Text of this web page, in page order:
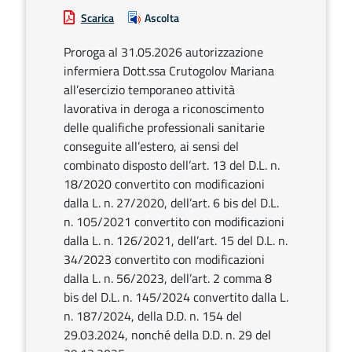
Scarica Ascolta
Proroga al 31.05.2026 autorizzazione
infermiera Dott.ssa Crutogolov Mariana
all’esercizio temporaneo attività
lavorativa in deroga a riconoscimento
delle qualifiche professionali sanitarie
conseguite all’estero, ai sensi del
combinato disposto dell’art. 13 del D.L. n.
18/2020 convertito con modificazioni
dalla L. n. 27/2020, dell’art. 6 bis del D.L.
n. 105/2021 convertito con modificazioni
dalla L. n. 126/2021, dell’art. 15 del D.L. n.
34/2023 convertito con modificazioni
dalla L. n. 56/2023, dell’art. 2 comma 8
bis del D.L. n. 145/2024 convertito dalla L.
n. 187/2024, della D.D. n. 154 del
29.03.2024, nonché della D.D. n. 29 del